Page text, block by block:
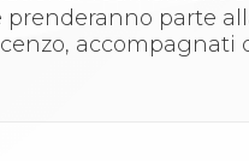
prenderanno parte
accompagnati